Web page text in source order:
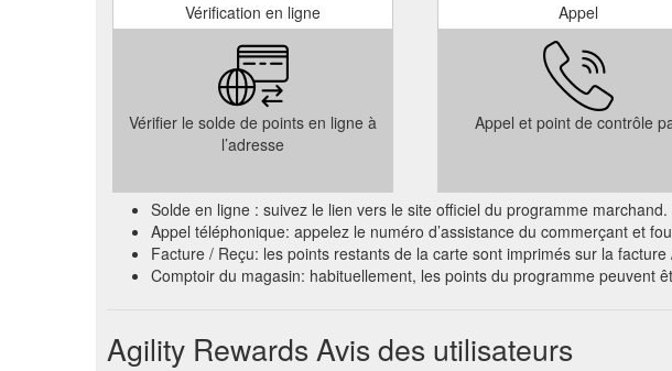
Vérification en ligne
Vérifier le solde de points en ligne à
l’adresse
Appel
Appel et point de contrôle
Solde en ligne : suivez le lien vers le site officiel du programme
Appel téléphonique: appelez le numéro d’assistance du commerçant et
Facture / Reçu: les points restants de la carte sont imprimés sur la facture
Comptoir du magasin: habituellement, les points du programme peuvent
Agility Rewards Avis des utilisateurs